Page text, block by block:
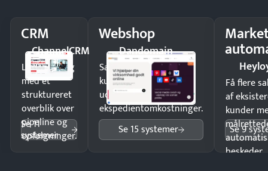
CRM
ChannelCRM
Luk flere salg
med et
struktureret
overblik over
pipeline og
opfølgninger.
Se 11
systemer
Webshop
Dandomain
Sælg produkter 24/7 til
kunder i hele landet
uden
ekspedientomkostninger.
Se 15 systemer
Få flere
af
kunder
beskeder.
Se 9